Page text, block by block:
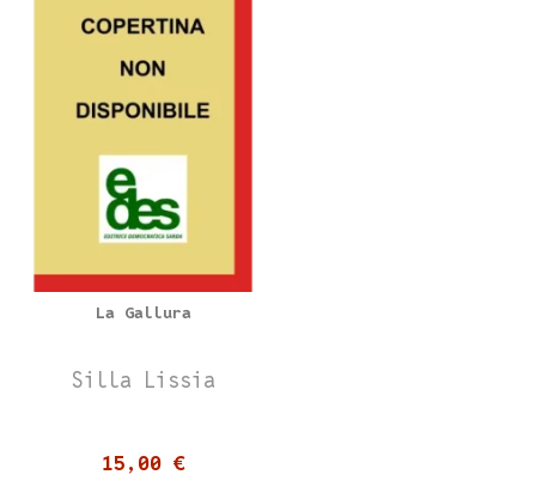
La Gallura
Silla Lissia
15,00 €